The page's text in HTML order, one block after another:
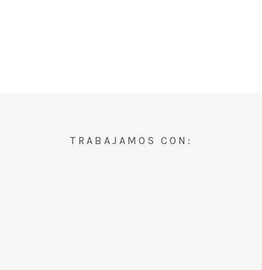
TRABAJAMOS CON: